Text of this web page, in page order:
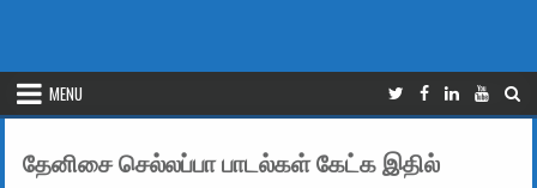
MENU
தேனிசை செல்லப்பா பாடல்கள் கேட்க இதில்